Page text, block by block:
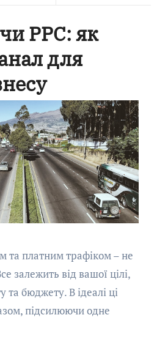
PPC: як
для
та платним трафіком – не
залежить від вашої цілі,
та бюджету. В ідеалі ці
підсилюючи одне